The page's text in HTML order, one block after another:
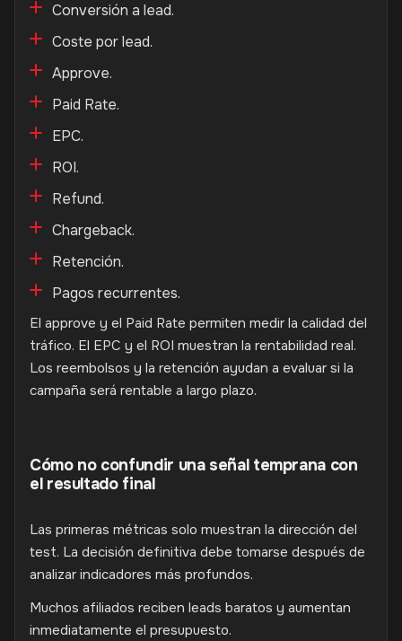
Conversión a lead.
Coste por lead.
Approve.
Paid Rate.
EPC.
ROI.
Refund.
Chargeback.
Retención.
Pagos recurrentes.
El approve y el Paid Rate permiten medir la calidad del
tráfico. El EPC y el ROI muestran la rentabilidad real.
Los reembolsos y la retención ayudan a evaluar si la
campaña será rentable a largo plazo.
Cómo no confundir una señal temprana con
el resultado final
Las primeras métricas solo muestran la dirección del
test. La decisión definitiva debe tomarse después de
analizar indicadores más profundos.
Muchos afiliados reciben leads baratos y aumentan
inmediatamente el presupuesto.